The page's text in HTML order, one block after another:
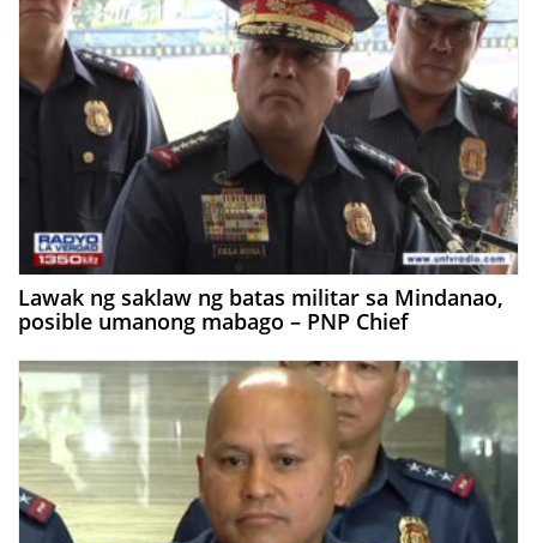
Lawak ng saklaw ng batas militar sa Mindanao,
posible umanong mabago – PNP Chief